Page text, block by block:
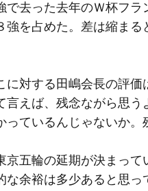
で去った去年のＷ杯フ
強を占めた。差は縮ま
対する田嶋会長の評価
言えば、残念ながら思
っているんじゃないか
五輪の延期が決まって
な余裕は多少あると思